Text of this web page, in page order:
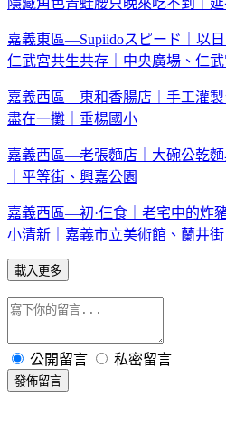
嘉義東區—Supiidoスピード｜以
仁武宮共生共存｜中央廣場、仁
嘉義西區—東和香腸店｜手工灌
盡在一攤｜垂楊國小
嘉義西區—老張麵店｜大碗公乾
｜平等街、興嘉公園
嘉義西區—初·仨食｜老宅中的炸
小清新｜嘉義市立美術館、蘭井街
載入更多
公開留言 私密留言
發佈留言